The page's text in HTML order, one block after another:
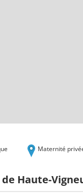
Maternité
Haute-